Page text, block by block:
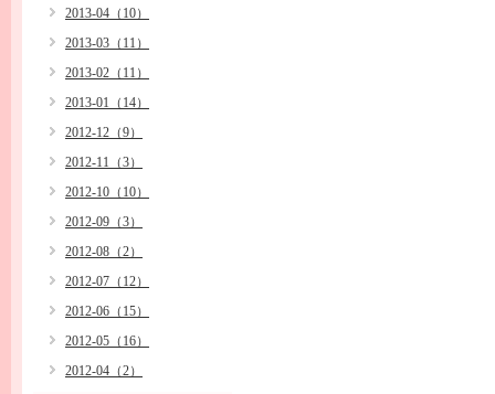
2013-04（10）
2013-03（11）
2013-02（11）
2013-01（14）
2012-12（9）
2012-11（3）
2012-10（10）
2012-09（3）
2012-08（2）
2012-07（12）
2012-06（15）
2012-05（16）
2012-04（2）